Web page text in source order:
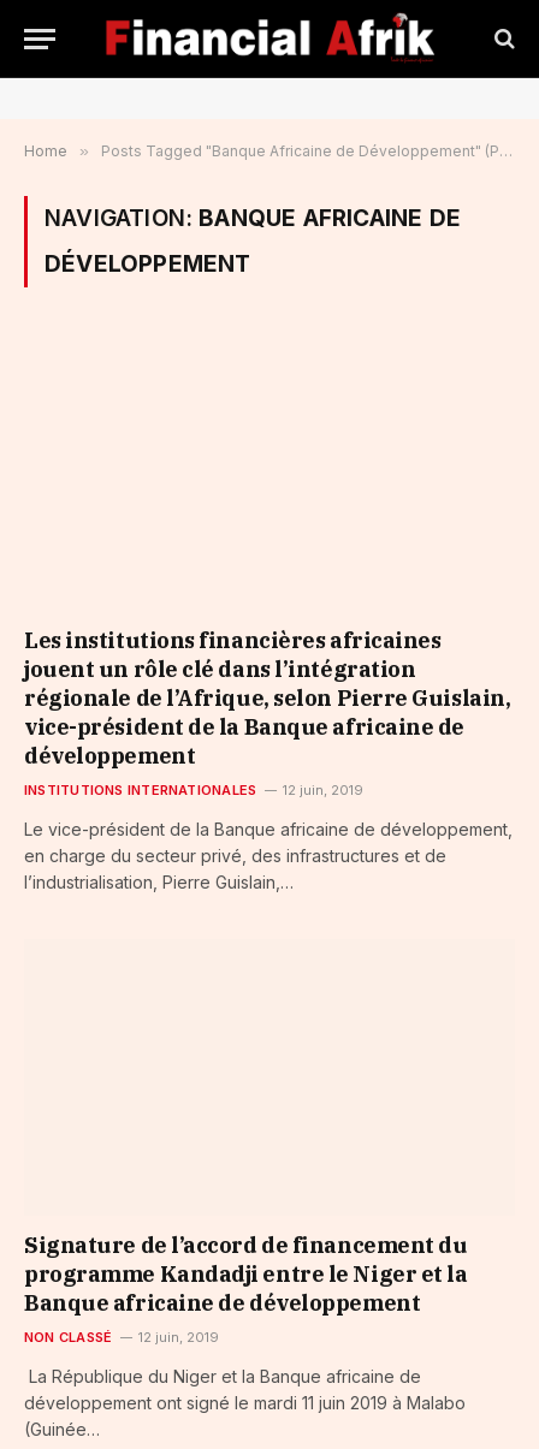
Home » Posts Tagged "Banque Africaine de Développement" (Page 6)
NAVIGATION: BANQUE AFRICAINE DE
DÉVELOPPEMENT
Les institutions financières africaines
jouent un rôle clé dans l’intégration
régionale de l’Afrique, selon Pierre Guislain,
vice-président de la Banque africaine de
développement
INSTITUTIONS INTERNATIONALES 12 juin, 2019
Le vice-président de la Banque africaine de développement,
en charge du secteur privé, des infrastructures et de
l’industrialisation, Pierre Guislain,…
Signature de l’accord de financement du
programme Kandadji entre le Niger et la
Banque africaine de développement
NON CLASSÉ 12 juin, 2019
La République du Niger et la Banque africaine de
développement ont signé le mardi 11 juin 2019 à Malabo
(Guinée…